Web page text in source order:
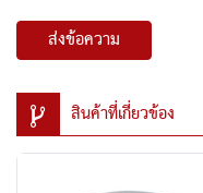
ส่งข้อความ
สินค้าที่เกี่ยวข้อง